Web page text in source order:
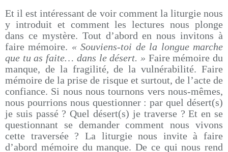
Et il est intéressant de voir comment la liturgie nous
y introduit et comment les lectures nous plonge
dans ce mystère. Tout d’abord en nous invitons à
faire mémoire. « Souviens-toi de la longue marche
que tu as faite… dans le désert. » Faire mémoire du
manque, de la fragilité, de la vulnérabilité. Faire
mémoire de la prise de risque et surtout, de l’acte de
confiance. Si nous nous tournons vers nous-mêmes,
nous pourrions nous questionner : par quel désert(s)
je suis passé ? Quel désert(s) je traverse ? Et en se
questionnant se demander comment nous vivons
cette traversée ? La liturgie nous invite à faire
d’abord mémoire du manque. De ce qui nous rend